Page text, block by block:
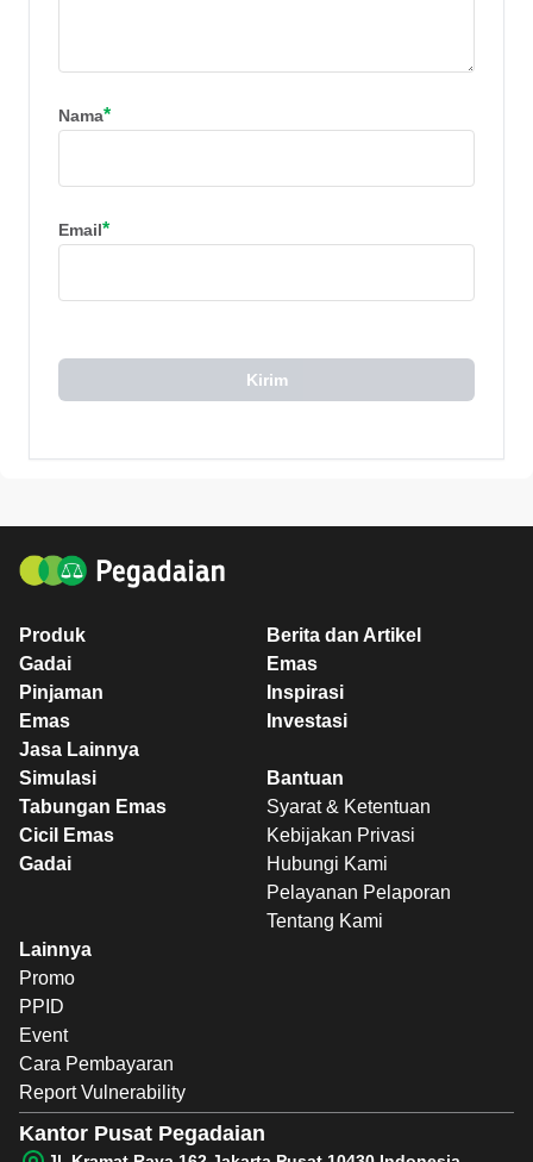
Nama*
Email*
Kirim
Produk
Gadai
Pinjaman
Emas
Jasa Lainnya
Berita dan Artikel
Emas
Inspirasi
Investasi
Simulasi
Tabungan Emas
Cicil Emas
Gadai
Bantuan
Syarat & Ketentuan
Kebijakan Privasi
Hubungi Kami
Pelayanan Pelaporan
Tentang Kami
Lainnya
Promo
PPID
Event
Cara Pembayaran
Report Vulnerability
Kantor Pusat Pegadaian